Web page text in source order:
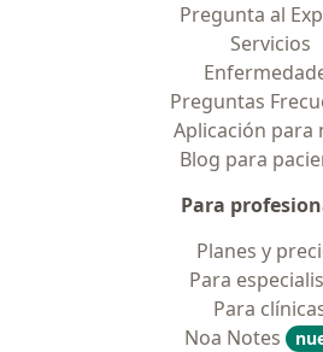
Pregunta al
Servicios
Preguntas
Aplicación para
Blog para
Para
Planes y
Para
Para
Noa Notes